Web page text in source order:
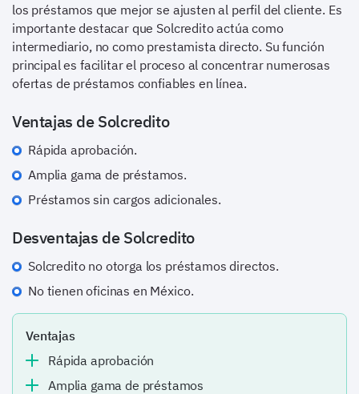
los préstamos que mejor se ajusten al perfil del cliente. Es
importante destacar que Solcredito actúa como
intermediario, no como prestamista directo. Su función
principal es facilitar el proceso al concentrar numerosas
ofertas de préstamos confiables en línea.
Ventajas de Solcredito
Rápida aprobación.
Amplia gama de préstamos.
Préstamos sin cargos adicionales.
Desventajas de Solcredito
Solcredito no otorga los préstamos directos.
No tienen oficinas en México.
Ventajas
Rápida aprobación
Amplia gama de préstamos